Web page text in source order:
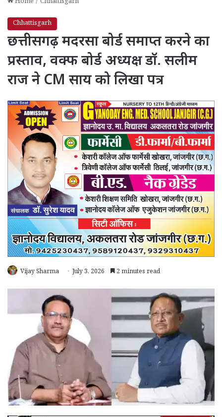
Chhattisgarh
छत्तीसगढ़ मदरसा बोर्ड समाप्त करने का
प्रस्ताव, वक्फ बोर्ड अध्यक्ष डॉ. सलीम
राज ने CM साय को लिखा पत्र
Vijay Sharma July 3, 2026 2 minutes read